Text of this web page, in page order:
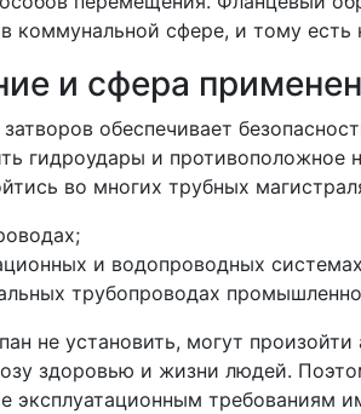
коммунальной сфере, и тому есть
и сфера
обеспечивает
гидроудары и противоположное
во многих трубных
и водопроводных
трубопроводах
не установить, могут
здоровью и жизни людей.
эксплуатационным требованиям